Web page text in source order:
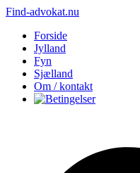
Find-advokat.nu
Forside
Jylland
Fyn
Sjælland
Om / kontakt